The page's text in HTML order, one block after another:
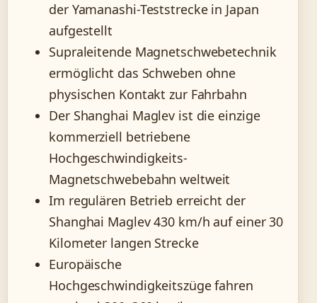
der Yamanashi-Teststrecke in Japan
aufgestellt
Supraleitende Magnetschwebetechnik
ermöglicht das Schweben ohne
physischen Kontakt zur Fahrbahn
Der Shanghai Maglev ist die einzige
kommerziell betriebene
Hochgeschwindigkeits-
Magnetschwebebahn weltweit
Im regulären Betrieb erreicht der
Shanghai Maglev 430 km/h auf einer 30
Kilometer langen Strecke
Europäische
Hochgeschwindigkeitszüge fahren